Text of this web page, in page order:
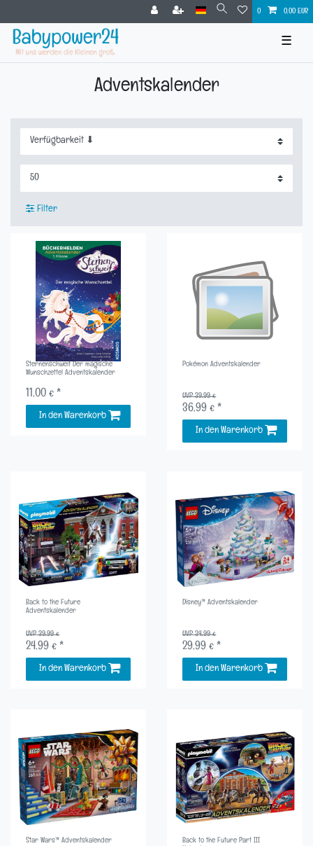
0 0,00 EUR
☰
Adventskalender
Filter
Sternenschweif Der magische
Wunschzettel Adventskalender
11,00 € *
In den Warenkorb
Pokémon Adventskalender
UVP 39,99 €
36,99 € *
In den Warenkorb
Back to the Future
Adventskalender
UVP 39,99 €
24,99 € *
In den Warenkorb
Disney™ Adventskalender
UVP 34,99 €
29,99 € *
In den Warenkorb
Star Wars™ Adventskalender
Back to the Future Part III